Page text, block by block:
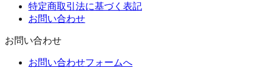
特定商取引法に基づく表記
お問い合わせ
お問い合わせ
お問い合わせフォームへ